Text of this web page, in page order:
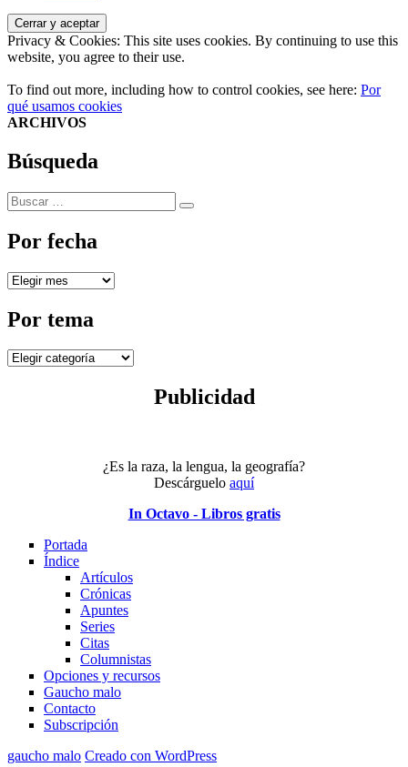
Privacy & Cookies: This site uses cookies. By continuing to use this
website, you agree to their use.
To find out more, including how to control cookies, see here: Por
qué usamos cookies
ARCHIVOS
Búsqueda
Buscar
por:
Buscar
Por fecha
Por
Por tema
Por
Publicidad
¿Es la raza, la lengua, la geografía?
Descárguelo aquí
In Octavo - Libros gratis
Portada
Índice
Artículos
Crónicas
Apuntes
Series
Citas
Columnistas
Opciones y recursos
Gaucho malo
Contacto
Subscripción
gaucho malo Creado con WordPress